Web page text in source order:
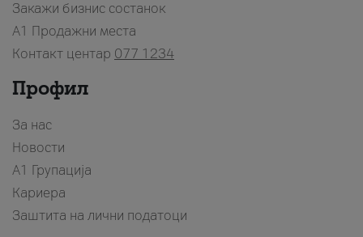
Закажи бизнис состанок
A1 Продажни места
Контакт центар 077 1234
Профил
За нас
Новости
А1 Групација
Кариера
Заштита на лични податоци